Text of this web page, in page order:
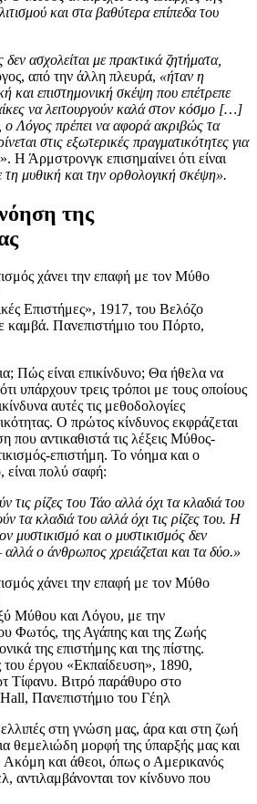
και στα βαθύτερα επίπεδα του
ασχολείται με πρακτικά ζητήματα,
από την άλλη πλευρά, «ήταν η
και επιστημονική σκέψη που επέτρεπε
να λειτουργούν καλά στον κόσμο […]
ο Λόγος πρέπει να αφορά ακριβώς τα
στις εξωτερικές πραγματικότητες για
». Η Άρμστρονγκ επισημαίνει ότι είναι
τη μυθική και την ορθολογική σκέψη».
της
Επιστήμες», 1917, του Βελόζο
καμβά. Πανεπιστήμιο του Πόρτο,
Πώς είναι επικίνδυνο; Θα ήθελα να
υπάρχουν τρεις τρόποι με τους οποίους
αυτές τις μεθοδολογίες
Ο πρώτος κίνδυνος εκφράζεται
που αντικαθιστά τις λέξεις Μύθος-
επιστήμη. Το νόημα και ο
πολύ σαφή:
τις ρίζες του Τάο αλλά όχι τα κλαδιά του
τα κλαδιά του αλλά όχι τις ρίζες του. Η
μυστικισμό και ο μυστικισμός δεν
αλλά ο άνθρωπος χρειάζεται και τα δύο.»
Μύθου και Λόγου, με την
Φωτός, της Αγάπης και της Ζωής
της επιστήμης και της πίστης.
του έργου «Εκπαίδευση», 1890,
Τίφανυ. Βιτρό παράθυρο στο
Πανεπιστήμιο του Γέηλ
στη γνώση μας, άρα και στη ζωή
θεμελιώδη μορφή της ύπαρξής μας και
Ακόμη και άθεοι, όπως ο Αμερικανός
αντιλαμβάνονται τον κίνδυνο που